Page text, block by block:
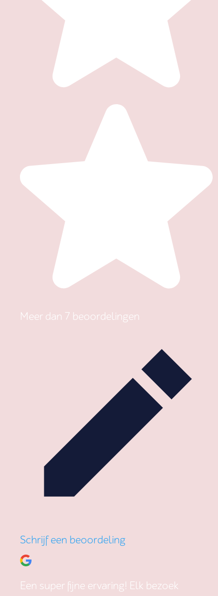
Meer dan 7 beoordelingen
Schrijf een beoordeling
Een super fijne ervaring! Elk bezoek